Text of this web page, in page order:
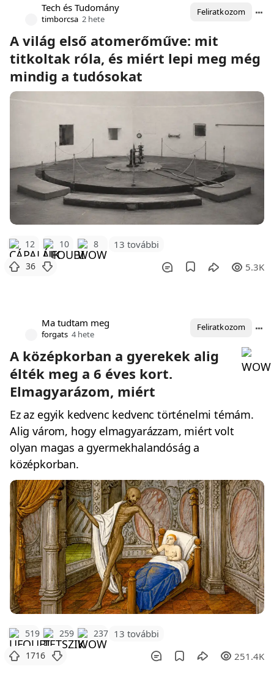
Tech és Tudomány
timborcsa 2 hete
Feliratkozom
A világ első atomerőműve: mit
titkoltak róla, és miért lepi meg még
mindig a tudósokat
12 10 8 13 további
36 5.3K
Ma tudtam meg
forgats 4 hete
Feliratkozom
A középkorban a gyerekek alig
élték meg a 6 éves kort.
Elmagyarázom, miért
Ez az egyik kedvenc kedvenc történelmi témám.
Alig várom, hogy elmagyarázzam, miért volt
olyan magas a gyermekhalandóság a
középkorban.
519 259 237 13 további
1716 251.4K